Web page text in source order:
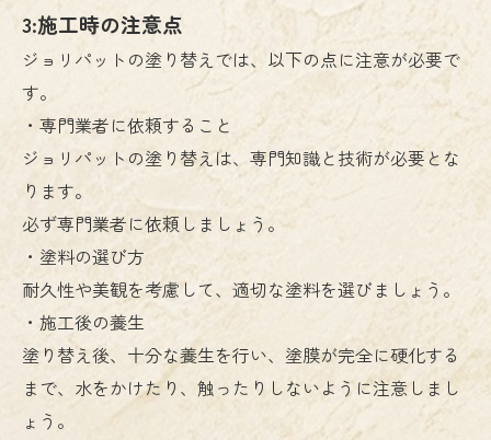
3:施工時の注意点
ジョリパットの塗り替えでは、以下の点に注意が必要で
す。
・専門業者に依頼すること
ジョリパットの塗り替えは、専門知識と技術が必要とな
ります。
必ず専門業者に依頼しましょう。
・塗料の選び方
耐久性や美観を考慮して、適切な塗料を選びましょう。
・施工後の養生
塗り替え後、十分な養生を行い、塗膜が完全に硬化する
まで、水をかけたり、触ったりしないように注意しまし
ょう。